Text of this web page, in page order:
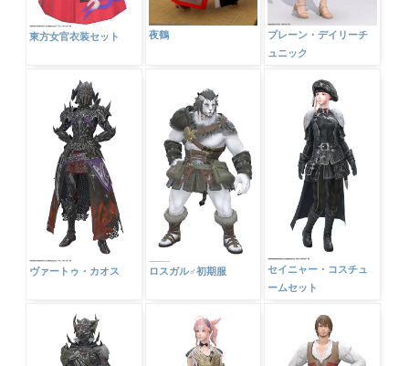
東方女官衣装セット 夜鶴
プレーン・デイリーチ
ュニック
ヴァートゥ・カオス ロスガル♂初期服
セイニャー・コスチュ
ームセット